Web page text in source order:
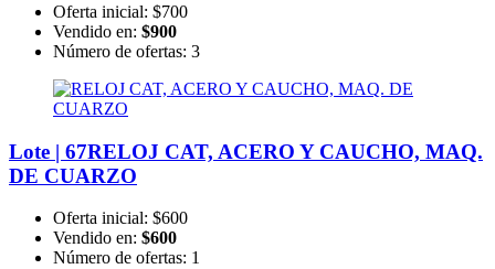
Oferta inicial: $700
Vendido en: $900
Número de ofertas: 3
Lote | 67RELOJ CAT, ACERO Y CAUCHO, MAQ.
DE CUARZO
Oferta inicial: $600
Vendido en: $600
Número de ofertas: 1